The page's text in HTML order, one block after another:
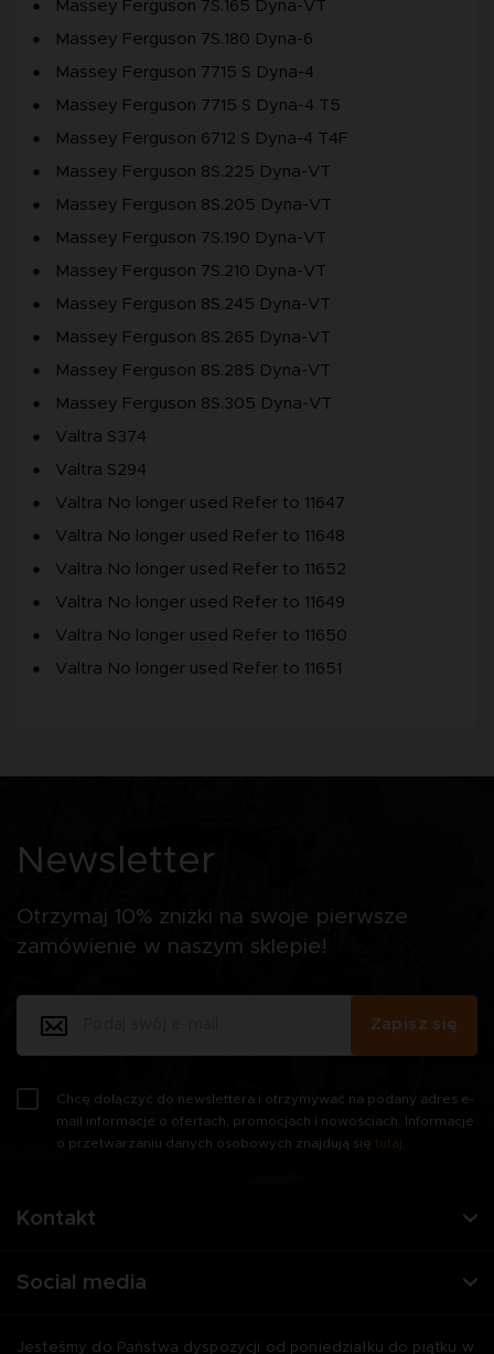
Massey Ferguson 7S.165 Dyna-VT
Massey Ferguson 7S.180 Dyna-6
Massey Ferguson 7715 S Dyna-4
Massey Ferguson 7715 S Dyna-4 T5
Massey Ferguson 6712 S Dyna-4 T4F
Massey Ferguson 8S.225 Dyna-VT
Massey Ferguson 8S.205 Dyna-VT
Massey Ferguson 7S.190 Dyna-VT
Massey Ferguson 7S.210 Dyna-VT
Massey Ferguson 8S.245 Dyna-VT
Massey Ferguson 8S.265 Dyna-VT
Massey Ferguson 8S.285 Dyna-VT
Massey Ferguson 8S.305 Dyna-VT
Valtra S374
Valtra S294
Valtra No longer used Refer to 11647
Valtra No longer used Refer to 11648
Valtra No longer used Refer to 11652
Valtra No longer used Refer to 11649
Valtra No longer used Refer to 11650
Valtra No longer used Refer to 11651
Kontakt
Social media
Jesteśmy do Państwa dyspozycji od poniedziałku do piątku w
Newsletter
Otrzymaj 10% zniżki na swoje pierwsze
zamówienie w naszym sklepie!
Chcę dołączyć do newslettera i otrzymywać na podany adres e-
mail informacje o ofertach, promocjach i nowościach. Informacje
o przetwarzaniu danych osobowych znajdują się tutaj
Zapisz się